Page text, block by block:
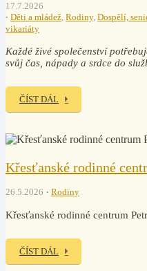
17.7.2026
Děti a mládež, Rodiny, Dospělí,
vikariáty
Každé živé společenství
svůj čas, nápady a srdce do
ČÍST DÁL
Křesťanské rodinné
26.5.2026 Rodiny
Křesťanské rodinné centrum
ČÍST DÁL